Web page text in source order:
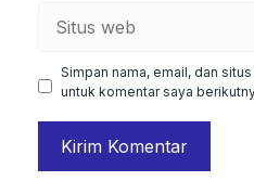
Simpan nama, email, dan
untuk komentar saya